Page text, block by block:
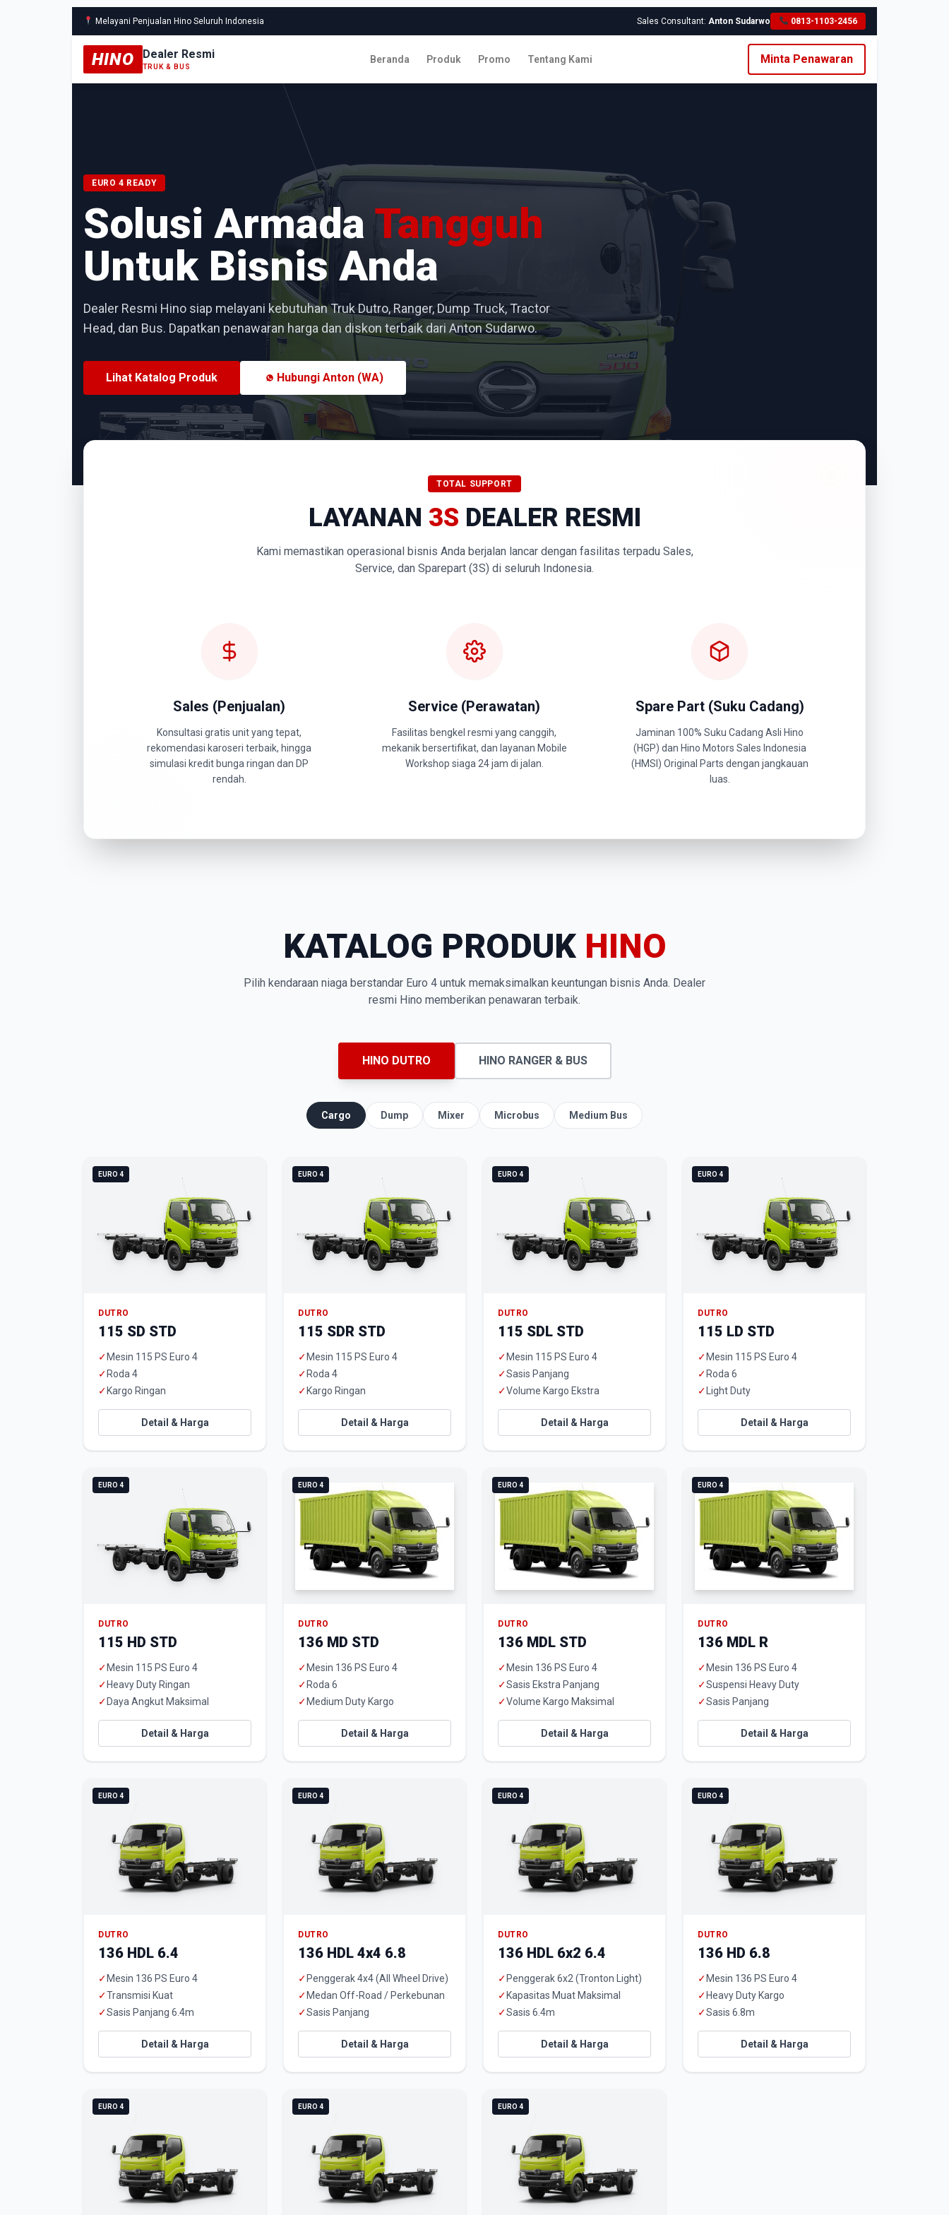
Melayani Penjualan Hino Seluruh Indonesia Sales Consultant:Anton Sudarwo 0813-1103-2456
HINO Dealer Resmi
TRUK & BUS
Beranda Produk Promo Tentang Kami Minta Penawaran
EURO 4 READY
Solusi Armada Tangguh
Untuk Bisnis Anda
Dealer Resmi Hino siap melayani kebutuhan Truk Dutro, Ranger, Dump Truck, Tractor
Head, dan Bus. Dapatkan penawaran harga dan diskon terbaik dari Anton Sudarwo.
Lihat Katalog Produk Hubungi Anton (WA)
TOTAL SUPPORT
LAYANAN 3S DEALER RESMI
Kami memastikan operasional bisnis Anda berjalan lancar dengan fasilitas terpadu Sales,
Service, dan Sparepart (3S) di seluruh Indonesia.
Sales (Penjualan)
Konsultasi gratis unit yang tepat,
rekomendasi karoseri terbaik, hingga
simulasi kredit bunga ringan dan DP
rendah.
Service (Perawatan)
Fasilitas bengkel resmi yang canggih,
mekanik bersertifikat, dan layanan Mobile
Workshop siaga 24 jam di jalan.
Spare Part (Suku Cadang)
Jaminan 100% Suku Cadang Asli Hino
(HGP) dan Hino Motors Sales Indonesia
(HMSI) Original Parts dengan jangkauan
luas.
KATALOG PRODUK HINO
Pilih kendaraan niaga berstandar Euro 4 untuk memaksimalkan keuntungan bisnis Anda. Dealer
resmi Hino memberikan penawaran terbaik.
HINO DUTRO HINO RANGER & BUS
Cargo Dump Mixer Microbus Medium Bus
EURO 4
DUTRO
115 SD STD
✓ Mesin 115 PS Euro 4
✓ Roda 4
✓ Kargo Ringan
Detail & Harga
EURO 4
DUTRO
115 SDR STD
✓ Mesin 115 PS Euro 4
✓ Roda 4
✓ Kargo Ringan
Detail & Harga
EURO 4
DUTRO
115 SDL STD
✓ Mesin 115 PS Euro 4
✓Sasis Panjang
✓Volume Kargo Ekstra
Detail & Harga
EURO 4
DUTRO
115 LD STD
✓ Mesin 115 PS Euro 4
✓ Roda 6
✓ Light Duty
Detail & Harga
EURO 4
DUTRO
115 HD STD
✓ Mesin 115 PS Euro 4
✓ Heavy Duty Ringan
✓ Daya Angkut Maksimal
Detail & Harga
EURO 4
DUTRO
136 MD STD
✓ Mesin 136 PS Euro 4
✓ Roda 6
✓ Medium Duty Kargo
Detail & Harga
EURO 4
DUTRO
136 MDL STD
✓ Mesin 136 PS Euro 4
✓Sasis Ekstra Panjang
✓Volume Kargo Maksimal
Detail & Harga
EURO 4
DUTRO
136 MDL R
✓ Mesin 136 PS Euro 4
✓Suspensi Heavy Duty
✓Sasis Panjang
Detail & Harga
EURO 4
DUTRO
136 HDL 6.4
✓ Mesin 136 PS Euro 4
✓Transmisi Kuat
✓Sasis Panjang 6.4m
Detail & Harga
EURO 4
DUTRO
136 HDL 4x4 6.8
✓ Penggerak 4x4 (All Wheel Drive)
✓ Medan Off-Road / Perkebunan
✓Sasis Panjang
Detail & Harga
EURO 4
DUTRO
136 HDL 6x2 6.4
✓ Penggerak 6x2 (Tronton Light)
✓ Kapasitas Muat Maksimal
✓Sasis 6.4m
Detail & Harga
EURO 4
DUTRO
136 HD 6.8
✓ Mesin 136 PS Euro 4
✓ Heavy Duty Kargo
✓Sasis 6.8m
Detail & Harga
EURO 4 EURO 4 EURO 4